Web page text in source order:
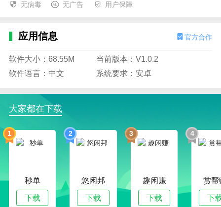
无病毒 无广告 用户保障
应用信息 官方合作
软件大小：68.55M
当前版本：V1.0.2
软件语言：中文
系统要求：安卓
大家都在下载
1
秒单
下载
2
悠闲邦
下载
3
趣闲赚
下载
4
赏帮
下